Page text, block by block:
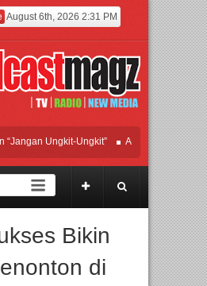
August 6th, 2026 2:31 PM
Ungkit-Ungkit” APMF 2026 Dorong
Lokal, BIRKENSTOCK INDONESIA
& Queen – feat. Marcello Tahitoe dan
Bikin
di